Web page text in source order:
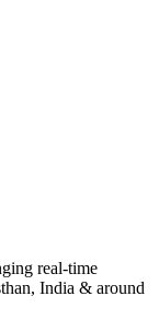
real-time
India & around